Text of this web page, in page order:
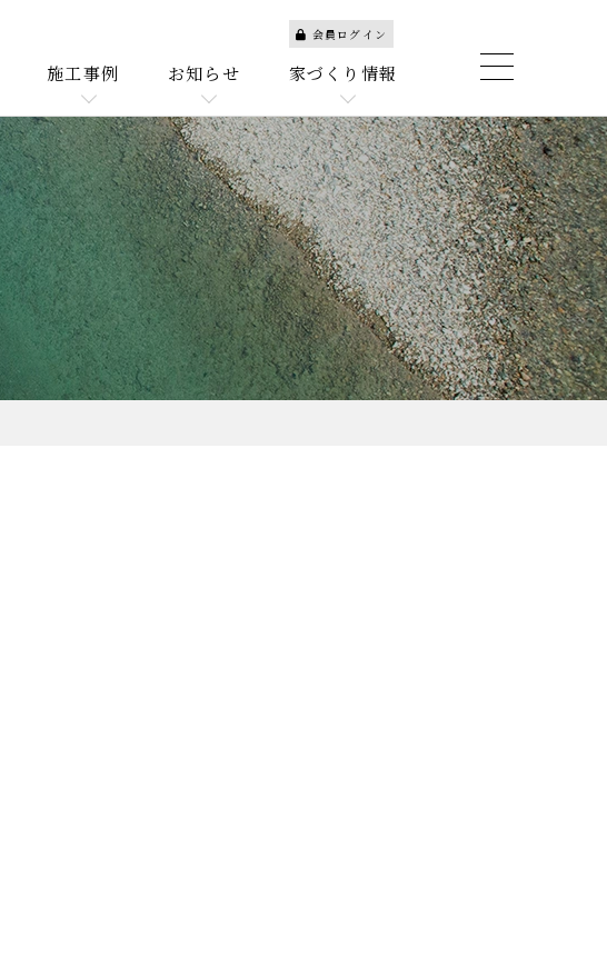
施工事例 お知らせ 家づくり情報
会員ログイン